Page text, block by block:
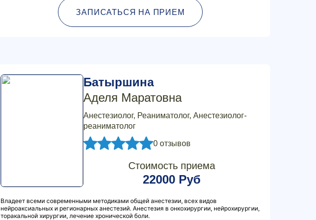
ЗАПИСАТЬСЯ НА ПРИЕМ
Батыршина
Аделя Маратовна
Анестезиолог, Реаниматолог, Анестезиолог-
реаниматолог
0 отзывов
Стоимость приема
22000 Руб
Владеет всеми современными методиками общей анестезии, всех видов
нейроаксиальных и регионарных анестезий. Анестезия в онкохирургии, нейрохирургии,
торакальной хирургии, лечение хронической боли.